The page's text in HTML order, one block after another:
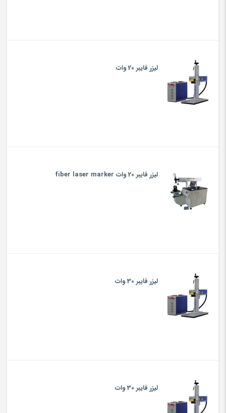
لیزر فایبر 20 وات
لیزر فایبر 20 وات fiber laser marker
لیزر فایبر 30 وات
لیزر فایبر 30 وات